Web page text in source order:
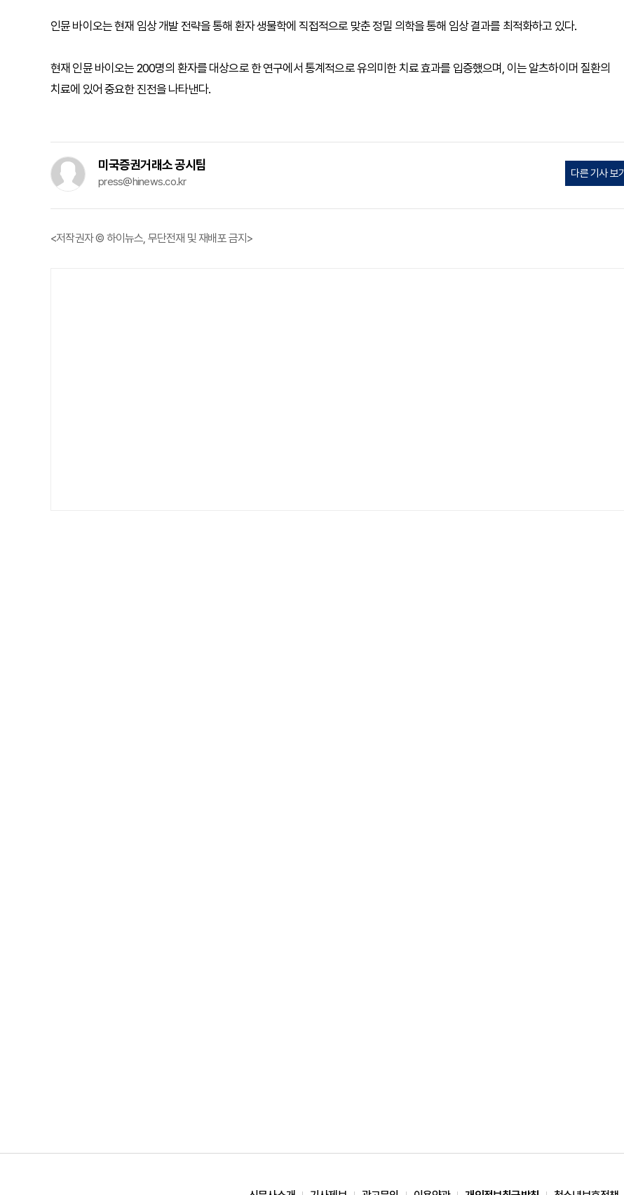
인뮨 바이오는 현재 임상 개발 전략을 통해 환자 생물학에 직접적으로 맞춘 정밀 의학을 통해 임상 결과를 최적화하고 있다.
현재 인뮨 바이오는 200명의 환자를 대상으로 한 연구에서 통계적으로 유의미한 치료 효과를 입증했으며, 이는 알츠하이머 질환의
치료에 있어 중요한 진전을 나타낸다.
미국증권거래소 공시팀
press@hinews.co.kr
다른 기사 보기
<저작권자 © 하이뉴스, 무단전재 및 재배포 금지>